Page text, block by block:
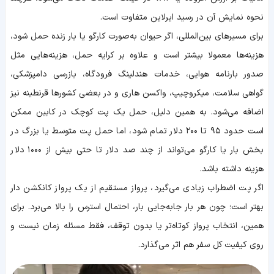
نحوه نمایش آن در رسید ایرلاین متفاوت است.
برای مسیرهای بین‌المللی، اگر حیوان به‌صورت کارگو یا بار زنده حمل شود،
هزینه‌ها معمولا بیشتر است و علاوه بر کرایه حمل، هزینه‌هایی مثل
صدور بارنامه هوایی، خدمات هندلینگ فرودگاه، بازرسی دامپزشکی،
گواهی سلامت، میکروچیپ، واکسن هاری و در بعضی کشورها قرنطینه نیز
اضافه می‌شود. به همین دلیل، حمل یک پت کوچک در کابین ممکن
است حدود ۹۵ تا ۲۰۰ دلار تمام شود، اما حمل پت متوسط یا بزرگ در
بخش بار یا کارگو می‌تواند از چند صد دلار تا حتی بیش از ۱۰۰۰ دلار
هزینه داشته باشد.
اگر پت اضطراب زیادی می‌گیرد، پرواز مستقیم از یک پرواز کانکشن دار
بهتر است؛ چون هر بار جابه‌جایی بار، احتمال استرس را بالا می‌برد. برای
همین، انتخاب پرواز کوتاه‌تر یا بدون توقف، فقط مسئله زمان نیست و
روی کیفیت کل سفر هم اثر می‌گذارد.